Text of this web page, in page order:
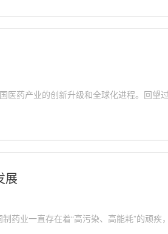
药产业的创新升级和全球化进程。回望
展
业一直存在着“高污染、高能耗”的顽疾